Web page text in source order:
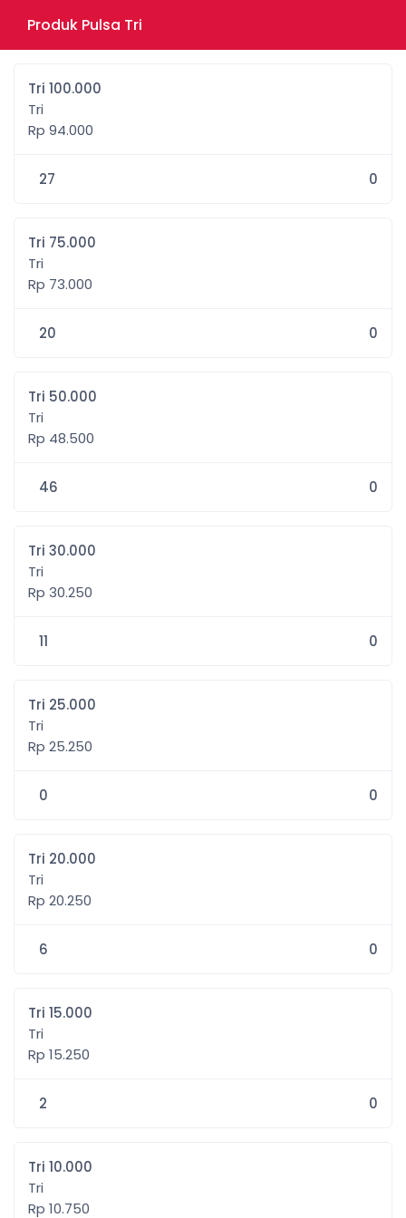
Produk Pulsa Tri
Tri 100.000
Tri
Rp 94.000
27 0
Tri 75.000
Tri
Rp 73.000
20 0
Tri 50.000
Tri
Rp 48.500
46 0
Tri 30.000
Tri
Rp 30.250
11 0
Tri 25.000
Tri
Rp 25.250
0 0
Tri 20.000
Tri
Rp 20.250
6 0
Tri 15.000
Tri
Rp 15.250
2 0
Tri 10.000
Tri
Rp 10.750